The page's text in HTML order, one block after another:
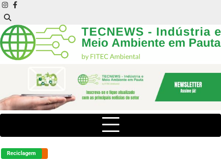
Skip
to
content
instagram
facebook
Reciclagem